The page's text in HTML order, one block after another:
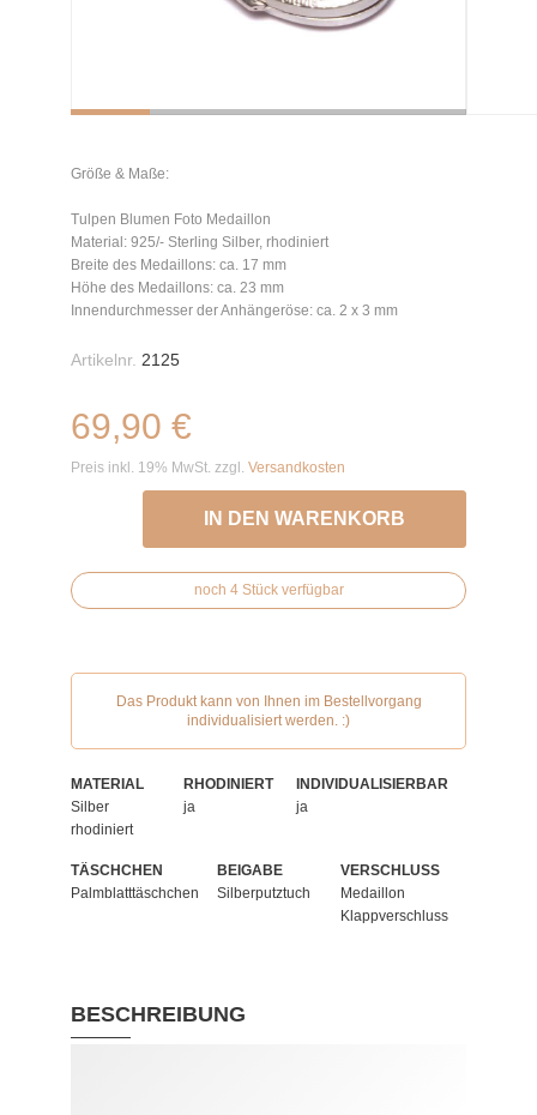
Größe & Maße:
Tulpen Blumen Foto Medaillon
Material: 925/- Sterling Silber, rhodiniert
Breite des Medaillons: ca. 17 mm
Höhe des Medaillons: ca. 23 mm
Innendurchmesser der Anhängeröse: ca. 2 x 3 mm
Artikelnr. 2125
69,90 €
Preis inkl. 19% MwSt. zzgl. Versandkosten
IN DEN WARENKORB
noch 4 Stück verfügbar
Das Produkt kann von Ihnen im Bestellvorgang
individualisiert werden. :)
MATERIAL
Silber
rhodiniert
RHODINIERT
ja
INDIVIDUALISIERBAR
ja
TÄSCHCHEN
Palmblatttäschchen
BEIGABE
Silberputztuch
VERSCHLUSS
Medaillon
Klappverschluss
BESCHREIBUNG